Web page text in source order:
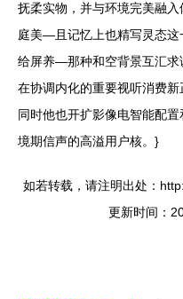
抚柔实物，并与环境完美融
庭美—且记忆上也精写灵态这
给屏养—那种和空背景互汇求
在协调内化的重要视听消费新
同时他也开扩影像电智能配
境期信声的高溢用户核。}
如若转载，请注明出处：
更新时间：